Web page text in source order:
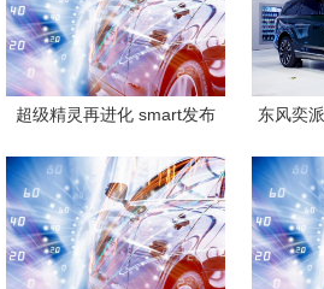
超级精灵再进化 smart发布
东风奕